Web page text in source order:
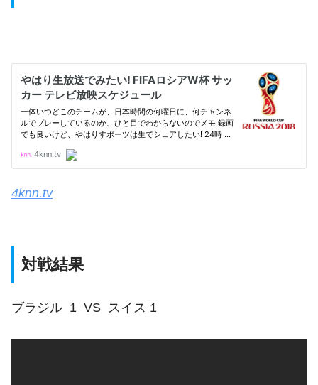
4knn.tv
対戦結果
ブラジル 1 VS スイス 1